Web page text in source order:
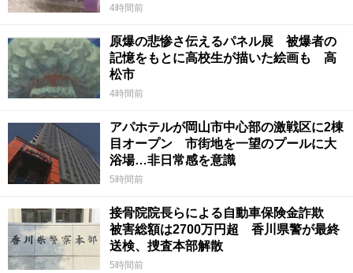
4時間前
原爆の悲惨さ伝えるパネル展 被爆者の
記憶をもとに高校生が描いた絵画も 高
松市
4時間前
アパホテルが岡山市中心部の激戦区に2棟
目オープン 市街地を一望のプールに大
浴場…非日常感を意識
5時間前
接骨院院長らによる自動車保険金詐欺
被害総額は2700万円超 香川県警が最終
送検、捜査本部解散
5時間前